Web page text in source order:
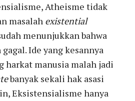
Atheisme tidak
masalah existential
menunjukkan bahwa
Ide yang kesannya
harkat manusia malah jadi
banyak sekali hak asasi
Eksistensialisme hanya